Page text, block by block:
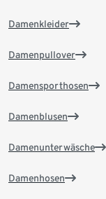
Damenkleider
Damenpullover
Damensporthosen
Damenblusen
Damenunterwäsche
Damenhosen